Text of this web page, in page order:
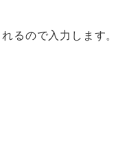
るので入力します。